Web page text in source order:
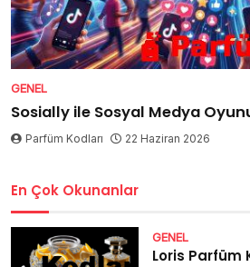
GENEL
Sosially ile Sosyal Medya
Parfüm Kodları 22 Haziran 2026
En Çok Okunanlar
GENEL
Loris Parfüm